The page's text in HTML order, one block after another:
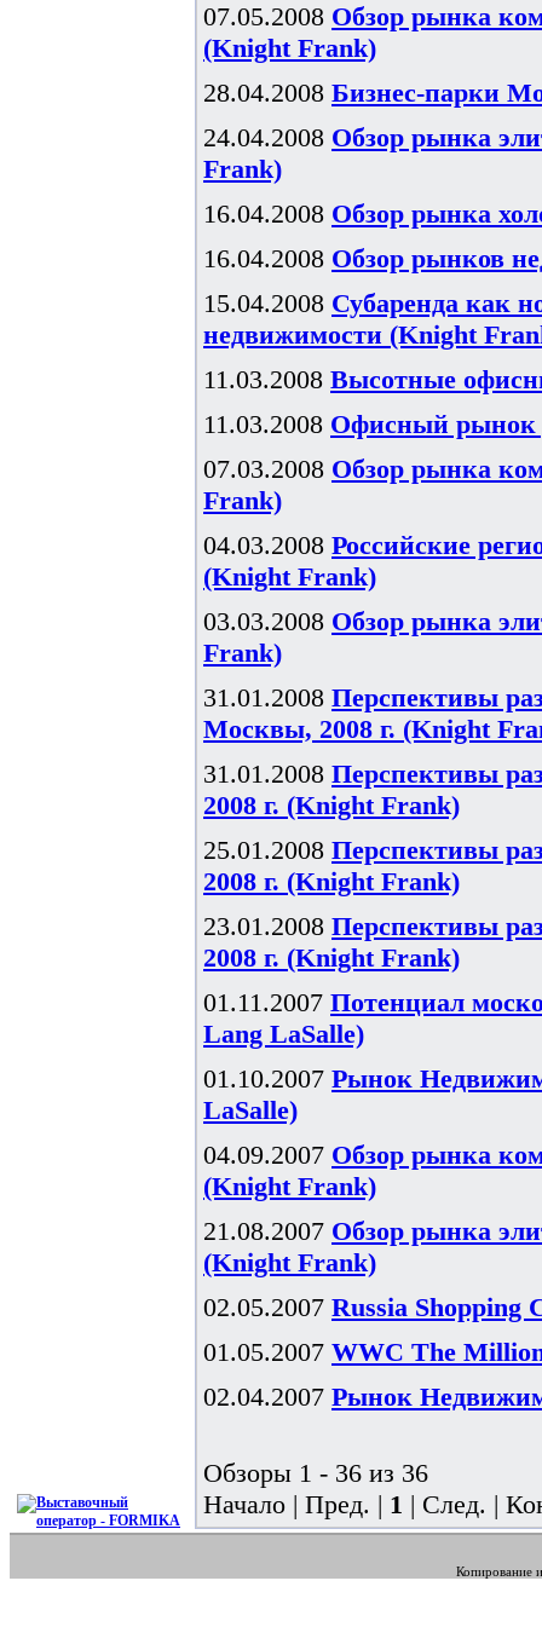
07.05.2008 Обзор рынка
(Knight Frank)
28.04.2008 Бизнес-парки
24.04.2008 Обзор рынка
Frank)
16.04.2008 Обзор рынка
16.04.2008 Обзор рынков
15.04.2008 Субаренда как
недвижимости (Knight
11.03.2008 Высотные
11.03.2008 Офисный рынок
07.03.2008 Обзор рынка
Frank)
04.03.2008 Российские
(Knight Frank)
03.03.2008 Обзор рынка
Frank)
31.01.2008 Перспективы
Москвы, 2008 г. (Knight
31.01.2008 Перспективы
2008 г. (Knight Frank)
25.01.2008 Перспективы
2008 г. (Knight Frank)
23.01.2008 Перспективы
2008 г. (Knight Frank)
01.11.2007 Потенциал
Lang LaSalle)
01.10.2007 Рынок
LaSalle)
04.09.2007 Обзор рынка
(Knight Frank)
21.08.2007 Обзор рынка
(Knight Frank)
02.05.2007 Russia Shopping
01.05.2007 WWC The
02.04.2007 Рынок
Обзоры 1 - 36 из 36
Начало | Пред. | 1 | След. |
Копирование